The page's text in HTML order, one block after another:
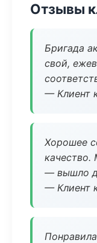
Отзывы
Бригада
свой,
— Клиент
Хорошее
качество.
— вышло
— Клиент